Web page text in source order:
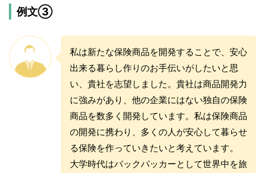
例文③
私は新たな保険商品を開発することで、安心
出来る暮らし作りのお手伝いがしたいと思
い、貴社を志望しました。貴社は商品開発力
に強みがあり、他の企業にはない独自の保険
商品を数多く開発しています。私は保険商品
の開発に携わり、多くの人が安心して暮らせ
る保険を作っていきたいと考えています。
大学時代はバックパッカーとして世界中を旅